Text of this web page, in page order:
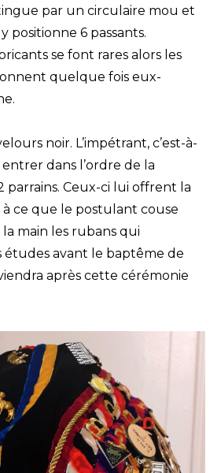
par un circulaire mou et
positionne 6 passants.
se font rares alors les
quelque fois eux-
noir. L’impétrant, c’est-à-
dans l’ordre de la
parrains. Ceux-ci lui offrent la
ce que le postulant couse
main les rubans qui
études avant le baptême de
après cette cérémonie